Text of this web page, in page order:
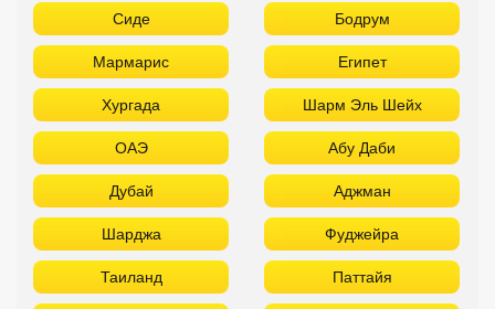
Сиде Бодрум
Мармарис Египет
Хургада Шарм Эль Шейх
ОАЭ Абу Даби
Дубай Аджман
Шарджа Фуджейра
Таиланд Паттайя